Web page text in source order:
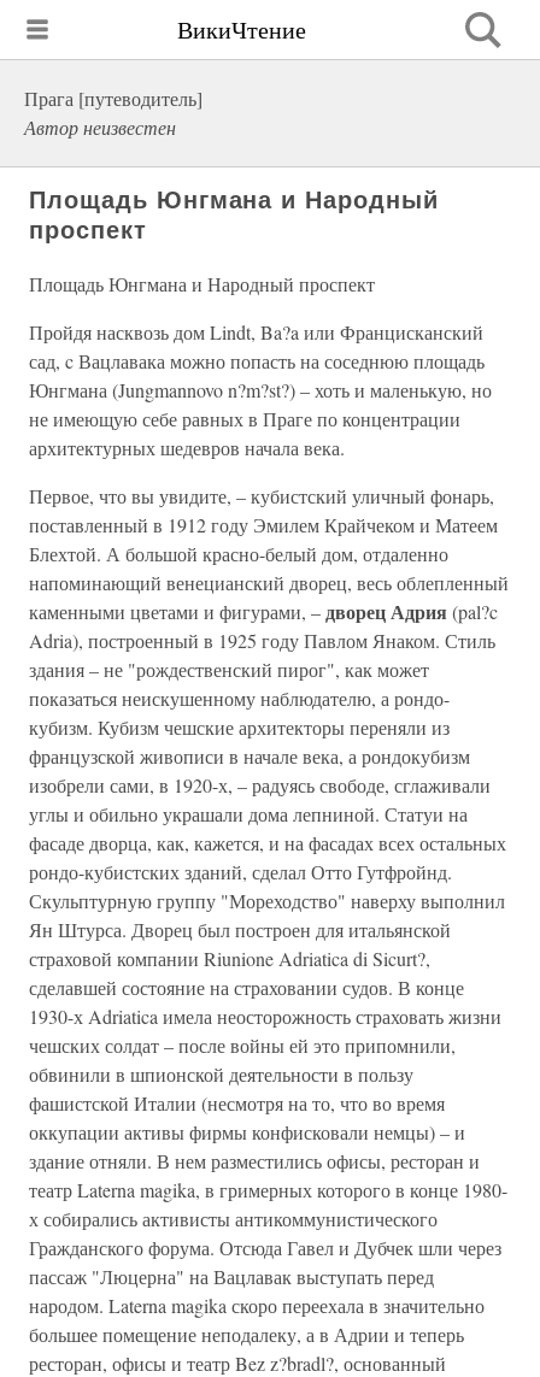
ВикиЧтение
Прага [путеводитель]
Автор неизвестен
Площадь Юнгмана и Народный
проспект
Площадь Юнгмана и Народный проспект
Пройдя насквозь дом Lindt, Ba?a или Францисканский
сад, c Вацлавака можно попасть на соседнюю площадь
Юнгмана (Jungmannovo n?m?st?) – хоть и маленькую, но
не имеющую себе равных в Праге по концентрации
архитектурных шедевров начала века.
Первое, что вы увидите, – кубистский уличный фонарь,
поставленный в 1912 году Эмилем Крайчеком и Матеем
Блехтой. А большой красно-белый дом, отдаленно
напоминающий венецианский дворец, весь облепленный
каменными цветами и фигурами, –дворец Адрия (pal?c
Adria), построенный в 1925 году Павлом Янаком. Стиль
здания – не "рождественский пирог", как может
показаться неискушенному наблюдателю, а рондо-
кубизм. Кубизм чешские архитекторы переняли из
французской живописи в начале века, а рондокубизм
изобрели сами, в 1920-х, – радуясь свободе, сглаживали
углы и обильно украшали дома лепниной. Статуи на
фасаде дворца, как, кажется, и на фасадах всех остальных
рондо-кубистских зданий, сделал Отто Гутфройнд.
Скульптурную группу "Мореходство" наверху выполнил
Ян Штурса. Дворец был построен для итальянской
страховой компании Riunione Adriatica di Sicurt?,
сделавшей состояние на страховании судов. В конце
1930-х Adriatica имела неосторожность страховать жизни
чешских солдат – после войны ей это припомнили,
обвинили в шпионской деятельности в пользу
фашистской Италии (несмотря на то, что во время
оккупации активы фирмы конфисковали немцы) – и
здание отняли. В нем разместились офисы, ресторан и
театр Laterna magika, в гримерных которого в конце 1980-
х собирались активисты антикоммунистического
Гражданского форума. Отсюда Гавел и Дубчек шли через
пассаж "Люцерна" на Вацлавак выступать перед
народом. Laterna magika скоро переехала в значительно
большее помещение неподалеку, а в Адрии и теперь
ресторан, офисы и театр Bez z?bradl?, основанный